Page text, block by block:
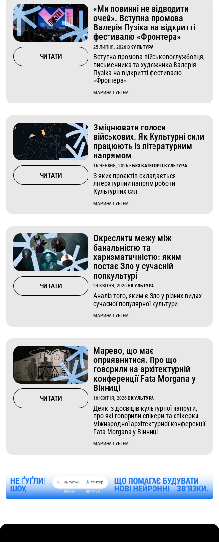
ЧИТАТИ
«Ми повинні не відводити
очей». Вступна промова
Валерія Пузіка на відкритті
фестивалю «Фронтера»
25 ЛИПНЯ, 2026ВКУЛЬТУРА
Вступна промова військовослужбовця,
письменника та художника Валерія
Пузіка на відкритті фестивалю
«Фронтера»
МАРИНА ГУБІНА
ЧИТАТИ
Зміцнювати голоси
військових. Як Культурні сили
працюють із літературним
напрямом
16 ЧЕРВНЯ, 2026ВБЕЗ КАТЕГОРІЇ КУЛЬТУРА
З яких проєктів складається
літературний напрям роботи
Культурних сил
МАРИНА ГУБІНА
ЧИТАТИ
Окреслити межу між
банальністю та
харизматичністю: яким
постає Зло у сучасній
попкультурі
24 КВІТНЯ, 2026ВКУЛЬТУРА
Аналіз того, яким є Зло у різних видах
сучасної популярної культури
МАРИНА ГУБІНА
ЧИТАТИ
Марево, що має
оприявнитися. Про що
говорили на архітектурній
конференції Fata Morgana у
Вінниці
16 КВІТНЯ, 2026ВКУЛЬТУРА
Деякі з досвідів культурної напруги,
про які говорили спікери та спікерки
міжнародної архітектурної конференції
Fata Morgana у Вінниці
МАРИНА ГУБІНА